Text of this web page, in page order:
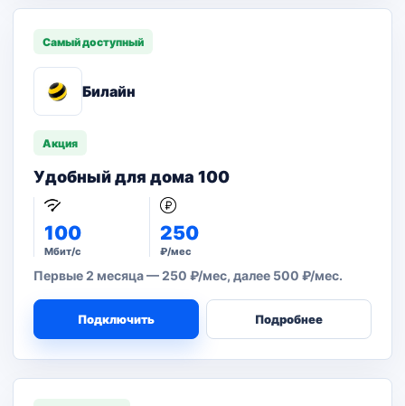
Самый доступный
Билайн
Акция
Удобный для дома 100
100
Мбит/с
250
₽/мес
Первые 2 месяца — 250 ₽/мес, далее 500 ₽/мес.
Подключить Подробнее